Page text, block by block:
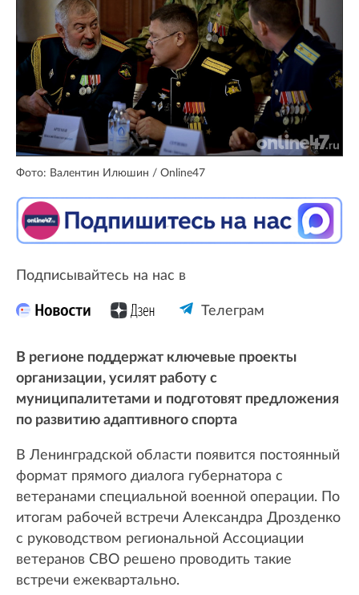
Фото: Валентин Илюшин / Online47
Подписывайтесь на нас в
Телеграм
В регионе поддержат ключевые проекты
организации, усилят работу с
муниципалитетами и подготовят предложения
по развитию адаптивного спорта
В Ленинградской области появится постоянный
формат прямого диалога губернатора с
ветеранами специальной военной операции. По
итогам рабочей встречи Александра Дрозденко
с руководством региональной Ассоциации
ветеранов СВО решено проводить такие
встречи ежеквартально.